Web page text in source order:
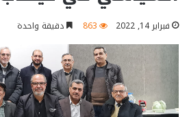
فبراير 14, 2022 863 دقيقة واحدة